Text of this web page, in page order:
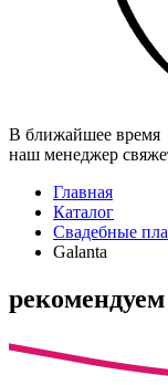
В ближайшее время
наш менеджер
Главная
Каталог
Свадебные
Galanta